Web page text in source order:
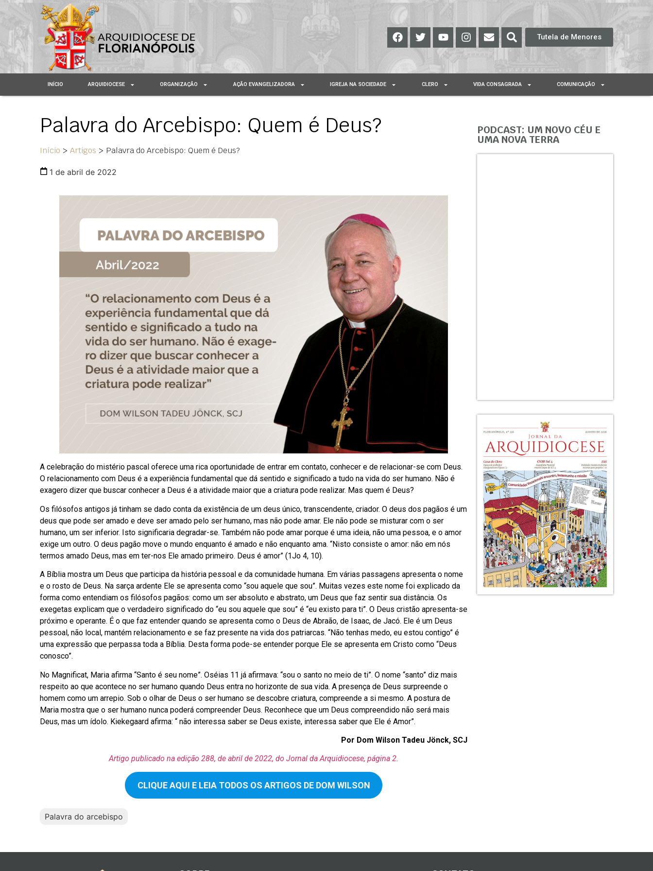
Tutela de Menores
INÍCIO ARQUIDIOCESE ORGANIZAÇÃO AÇÃO EVANGELIZADORA IGREJA NA SOCIEDADE CLERO VIDA CONSAGRADA COMUNICAÇÃO
Palavra do Arcebispo: Quem é Deus?
Início > Artigos > Palavra do Arcebispo: Quem é Deus?
1 de abril de 2022
A celebração do mistério pascal oferece uma rica oportunidade de entrar em contato, conhecer e de relacionar-se com Deus.
O relacionamento com Deus é a experiência fundamental que dá sentido e significado a tudo na vida do ser humano. Não é
exagero dizer que buscar conhecer a Deus é a atividade maior que a criatura pode realizar. Mas quem é Deus?
Os filósofos antigos já tinham se dado conta da existência de um deus único, transcendente, criador. O deus dos pagãos é um
deus que pode ser amado e deve ser amado pelo ser humano, mas não pode amar. Ele não pode se misturar com o ser
humano, um ser inferior. Isto significaria degradar-se. Também não pode amar porque é uma ideia, não uma pessoa, e o amor
exige um outro. O deus pagão move o mundo enquanto é amado e não enquanto ama. “Nisto consiste o amor: não em nós
termos amado Deus, mas em ter-nos Ele amado primeiro. Deus é amor” (1Jo 4, 10).
A Bíblia mostra um Deus que participa da história pessoal e da comunidade humana. Em várias passagens apresenta o nome
e o rosto de Deus. Na sarça ardente Ele se apresenta como “sou aquele que sou”. Muitas vezes este nome foi explicado da
forma como entendiam os filósofos pagãos: como um ser absoluto e abstrato, um Deus que faz sentir sua distância. Os
exegetas explicam que o verdadeiro significado do “eu sou aquele que sou” é “eu existo para ti”. O Deus cristão apresenta-se
próximo e operante. É o que faz entender quando se apresenta como o Deus de Abraão, de Isaac, de Jacó. Ele é um Deus
pessoal, não local, mantém relacionamento e se faz presente na vida dos patriarcas. “Não tenhas medo, eu estou contigo” é
uma expressão que perpassa toda a Bíblia. Desta forma pode-se entender porque Ele se apresenta em Cristo como “Deus
conosco”.
No Magnificat, Maria afirma “Santo é seu nome”. Oséias 11 já afirmava: “sou o santo no meio de ti”. O nome “santo” diz mais
respeito ao que acontece no ser humano quando Deus entra no horizonte de sua vida. A presença de Deus surpreende o
homem como um arrepio. Sob o olhar de Deus o ser humano se descobre criatura, compreende a si mesmo. A postura de
Maria mostra que o ser humano nunca poderá compreender Deus. Reconhece que um Deus compreendido não será mais
Deus, mas um ídolo. Kiekegaard afirma: “ não interessa saber se Deus existe, interessa saber que Ele é Amor”.
Por Dom Wilson Tadeu Jönck, SCJ
Artigo publicado na edição 288, de abril de 2022, do Jornal da Arquidiocese, página 2.
CLIQUE AQUI E LEIA TODOS OS ARTIGOS DE DOM WILSON
Palavra do arcebispo
PODCAST: UM NOVO CÉU E
UMA NOVA TERRA